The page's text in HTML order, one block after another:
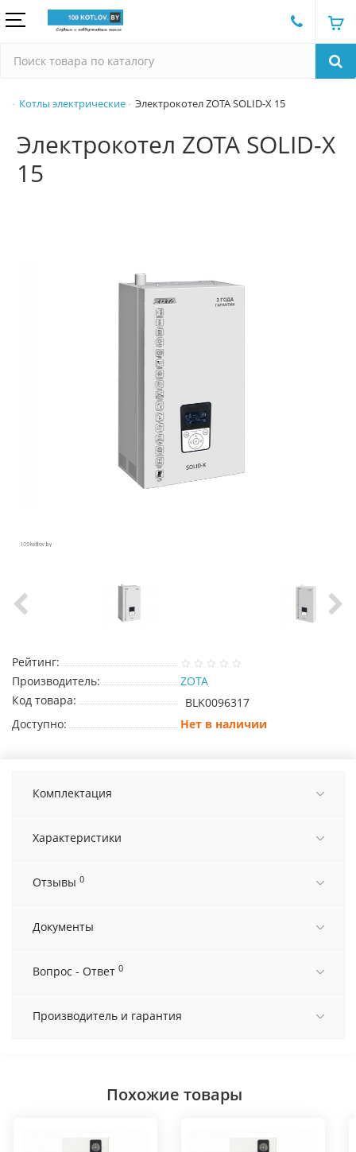
Котлы электрические Электрокотел ZOTA SOLID-X 15
Электрокотел ZOTA SOLID-X
15
Рейтинг:
Производитель:
ZOTA
Код товара:
BLK0096317
Доступно:
Нет в наличии
Комплектация
Характеристики
Отзывы 0
Документы
Вопрос - Ответ 0
Производитель и гарантия
Похожие товары